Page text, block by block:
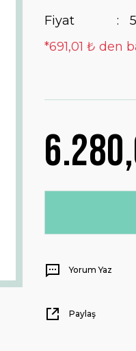
Fiyat
*691,01 ₺ den
Yorum Yaz
Paylaş